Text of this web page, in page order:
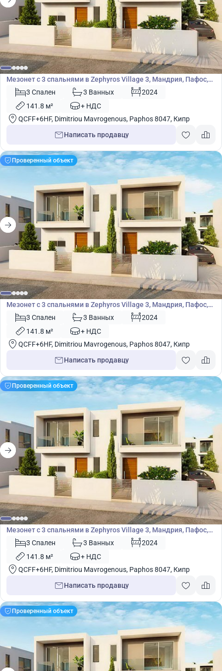
€315 000
Мезонет
Мезонет с 3 спальнями в Zephyros Village 3, Мандрия, Пафос,
Кипр № 9094
3 Спален 3 Ванных
2024
141.8 м²
+ НДС
QCFF+6HF, Dimitriou Mavrogenous, Paphos 8047, Кипр
Написать продавцу
Проверенный объект
€315 000
Мезонет
Мезонет с 3 спальнями в Zephyros Village 3, Мандрия, Пафос,
Кипр № 9093
3 Спален 3 Ванных
2024
141.8 м²
+ НДС
QCFF+6HF, Dimitriou Mavrogenous, Paphos 8047, Кипр
Написать продавцу
Проверенный объект
€315 000
Мезонет
Мезонет с 3 спальнями в Zephyros Village 3, Мандрия, Пафос,
Кипр № 9097
3 Спален 3 Ванных
2024
141.8 м²
+ НДС
QCFF+6HF, Dimitriou Mavrogenous, Paphos 8047, Кипр
Написать продавцу
Проверенный объект